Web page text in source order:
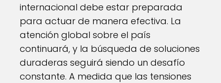
internacional debe estar preparada
para actuar de manera efectiva. La
atención global sobre el país
continuará, y la búsqueda de soluciones
duraderas seguirá siendo un desafío
constante. A medida que las tensiones